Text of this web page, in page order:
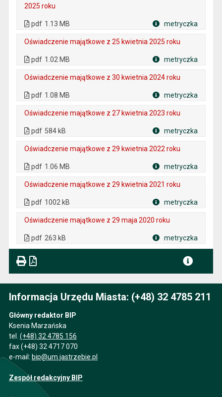
2025 roku
pdf 1.13 MB metryczka
Oświadczenie majątkowe z 25 kwietnia 2025 roku
pdf 1.02 MB metryczka
Oświadczenie majątkowe z 30 kwietnia 2024 roku
pdf 1.08 MB metryczka
Oświadczenie majątkowe z 27 kwietnia 2023 roku
pdf 584 kB metryczka
Oświadczenie majątkowe z 29 kwietnia 2022 roku
pdf 1.06 MB metryczka
Oświadczenie majątkowe z 29 kwietnia 2021 roku
pdf 1002 kB metryczka
Oświadczenie majątkowe z 29 maja 2020 roku
pdf 263 kB metryczka
Informacja Urzędu Miasta: (+48) 32 4785 211
Główny redaktor BIP
Ksenia Marzańska
tel. (+48) 32 4785 156
fax (+48) 32 4717 070
e-mail: bip@um.jastrzebie.pl
Zespół redakcyjny BIP